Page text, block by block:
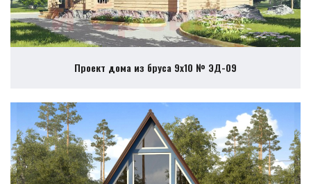
Проект дома из бруса 9х10 № ЭД-09